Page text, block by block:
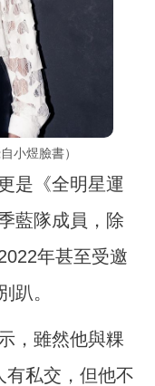
小煜臉書）
是《全明星運
藍隊成員，除
年甚至受邀
趴。
，雖然他與粿
有私交，但他不